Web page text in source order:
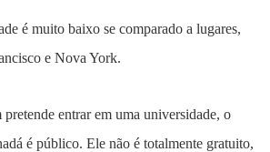
é muito baixo se comparado a lugares,
e Nova York.
entrar em uma universidade, o
é público. Ele não é totalmente gratuito,